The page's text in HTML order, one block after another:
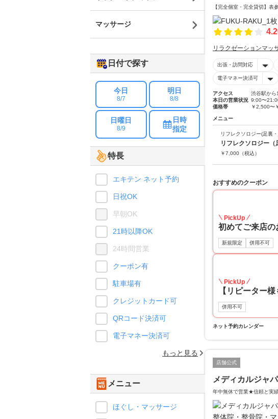
【完全個室・完全貸切】表
リラクゼーションマッ
出張・訪問対応
電子マネー決済可
アクセス
渋谷駅から
本日の営業状況 9:00〜
価格帯
￥2,500〜
メニュー
リフレクソロジー(足裏
リフレクソロジー
￥7,000 （税込）
おすすめのクーポン
PickUp
初めてご来店の
新規限定 併用不可
PickUp
【リピーター
併用不可
ネット予約カレンダー
店舗公式
メディカルジャ
年中無休で営業★信頼と実
マッサージ
日付で探す
今日
8/7
明日
8/8
日曜日
8/9
日時
指定
特長
エキテン ネット予約
日祝OK
早朝OK
21時以降OK
24時間営業
クーポン有
駐車場有
クレジットカード可
QRコード決済可
電子マネー決済可
もっと見る
メニュー
ほぐし・マッサージ